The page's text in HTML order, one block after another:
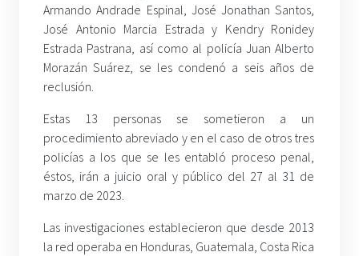
Armando Andrade Espinal, José Jonathan Santos,
José Antonio Marcia Estrada y Kendry Ronidey
Estrada Pastrana, así como al policía Juan Alberto
Morazán Suárez, se les condenó a seis años de
reclusión.
Estas 13 personas se sometieron a un
procedimiento abreviado y en el caso de otros tres
policías a los que se les entabló proceso penal,
éstos, irán a juicio oral y público del 27 al 31 de
marzo de 2023.
Las investigaciones establecieron que desde 2013
la red operaba en Honduras, Guatemala, Costa Rica